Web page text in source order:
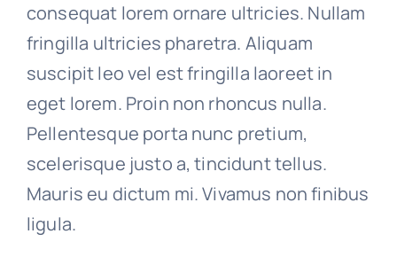
consequat lorem ornare ultricies. Nullam
fringilla ultricies pharetra. Aliquam
suscipit leo vel est fringilla laoreet in
eget lorem. Proin non rhoncus nulla.
Pellentesque porta nunc pretium,
scelerisque justo a, tincidunt tellus.
Mauris eu dictum mi. Vivamus non finibus
ligula.